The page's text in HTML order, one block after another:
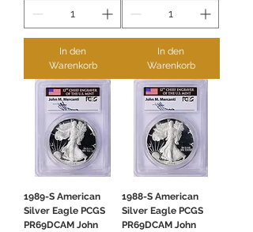
In den
Warenkorb
In den
Warenkorb
1989-S American
Silver Eagle PCGS
PR69DCAM John
1988-S American
Silver Eagle PCGS
PR69DCAM John